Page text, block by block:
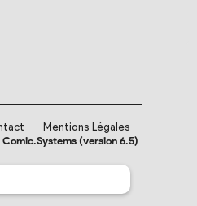
Mentions Légales
(version 6.5)